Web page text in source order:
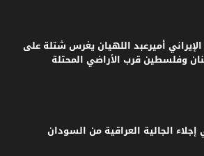
الإيراني أميرعبد اللهيان يغرس شتلة على
وفلسطين قرب الأراضي المحتلة
الجالية العراقية من السودان